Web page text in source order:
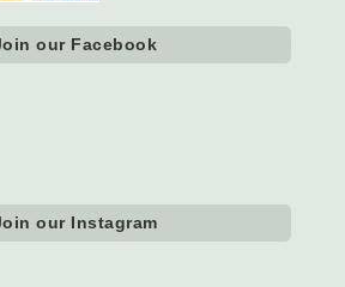
our Facebook
our Instagram